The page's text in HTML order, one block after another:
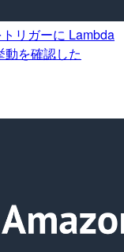
リガーに Lambda
動を確認した